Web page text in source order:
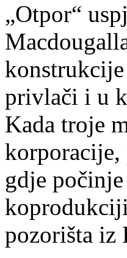
„Otpor“
privlači i u
Kada troje
korporacije,
gdje
pozorišta iz